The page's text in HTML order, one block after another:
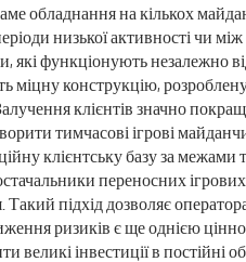
обладнання на кількох
низької активності чи
які функціонують незалежно
міцну конструкцію,
клієнтів значно
тимчасові ігрові
клієнтську базу за межами
переносних ігрових
підхід дозволяє
ризиків є ще однією
інвестиції в постійні